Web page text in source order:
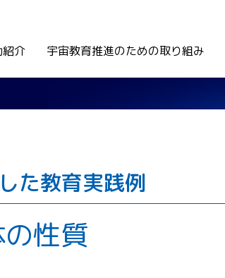
紹介 宇宙教育推進のための取り組み
た教育実践例
性質